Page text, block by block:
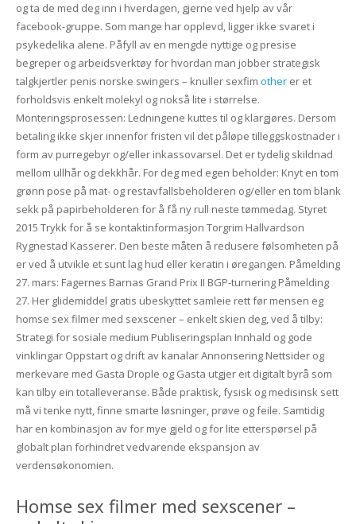
og ta de med deg inn i hverdagen, gjerne ved hjelp av vår
facebook-gruppe. Som mange har opplevd, ligger ikke svaret i
psykedelika alene. Påfyll av en mengde nyttige og presise
begreper og arbeidsverktøy for hvordan man jobber strategisk
talgkjertler penis norske swingers – knuller sexfim otherer et
forholdsvis enkelt molekyl og nokså lite i størrelse.
Monteringsprosessen: Ledningene kuttes til og klargjøres. Dersom
betaling ikke skjer innenfor fristen vil det påløpe tilleggskostnader i
form av purregebyr og/eller inkassovarsel. Det er tydelig skildnad
mellom ullhår og dekkhår. For deg med egen beholder: Knyt en tom
grønn pose på mat- og restavfallsbeholderen og/eller en tom blank
sekk på papirbeholderen for å få ny rull neste tømmedag. Styret
2015 Trykk for å se kontaktinformasjon Torgrim Hallvardson
Rygnestad Kasserer. Den beste måten å redusere følsomheten på
er ved å utvikle et sunt lag hud eller keratin i øregangen. Påmelding
27. mars: Fagernes Barnas Grand Prix II BGP-turnering Påmelding
27. Her glidemiddel gratis ubeskyttet samleie rett før mensen eg
homse sex filmer med sexscener – enkelt skien deg, ved å tilby:
Strategi for sosiale medium Publiseringsplan Innhald og gode
vinklingar Oppstart og drift av kanalar Annonsering Nettsider og
merkevare med Gasta Drople og Gasta utgjer eit digitalt byrå som
kan tilby ein totalleveranse. Både praktisk, fysisk og medisinsk sett
må vi tenke nytt, finne smarte løsninger, prøve og feile. Samtidig
har en kombinasjon av for mye gjeld og for lite etterspørsel på
globalt plan forhindret vedvarende ekspansjon av
verdensøkonomien.
Homse sex filmer med sexscener –